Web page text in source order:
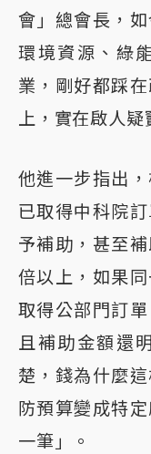
會」總會長，
環境資源、綠
業，剛好都踩
上，實在啟人疑
他進一步指出
已取得中科院
予補助，甚至
倍以上，如果
取得公部門訂
且補助金額還
楚，錢為什麼
防預算變成特
一筆」。